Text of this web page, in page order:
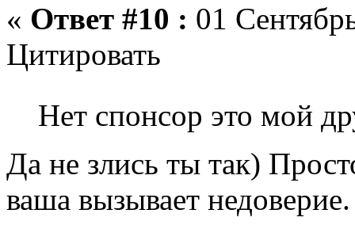
« Ответ #10 : 01
Цитировать
Нет спонсор это мой
Да не злись ты так)
ваша вызывает недоверие.